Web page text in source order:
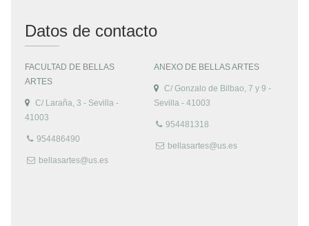
Datos de contacto
FACULTAD DE BELLAS
ARTES
C/ Laraña, 3 - Sevilla -
41003
954486490
bellasartes@us.es
ANEXO DE BELLAS ARTES
C/ Gonzalo de Bilbao, 7 y 9 -
Sevilla - 41003
954481318
bellasartes@us.es